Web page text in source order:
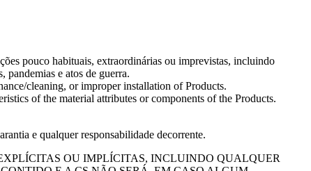
pouco habituais, extraordinárias ou imprevistas, incluindo
e atos de guerra.
cleaning, or improper installation of Products.
of the material attributes or components of the Products.
e qualquer responsabilidade decorrente.
OU IMPLÍCITAS, INCLUINDO QUALQUER